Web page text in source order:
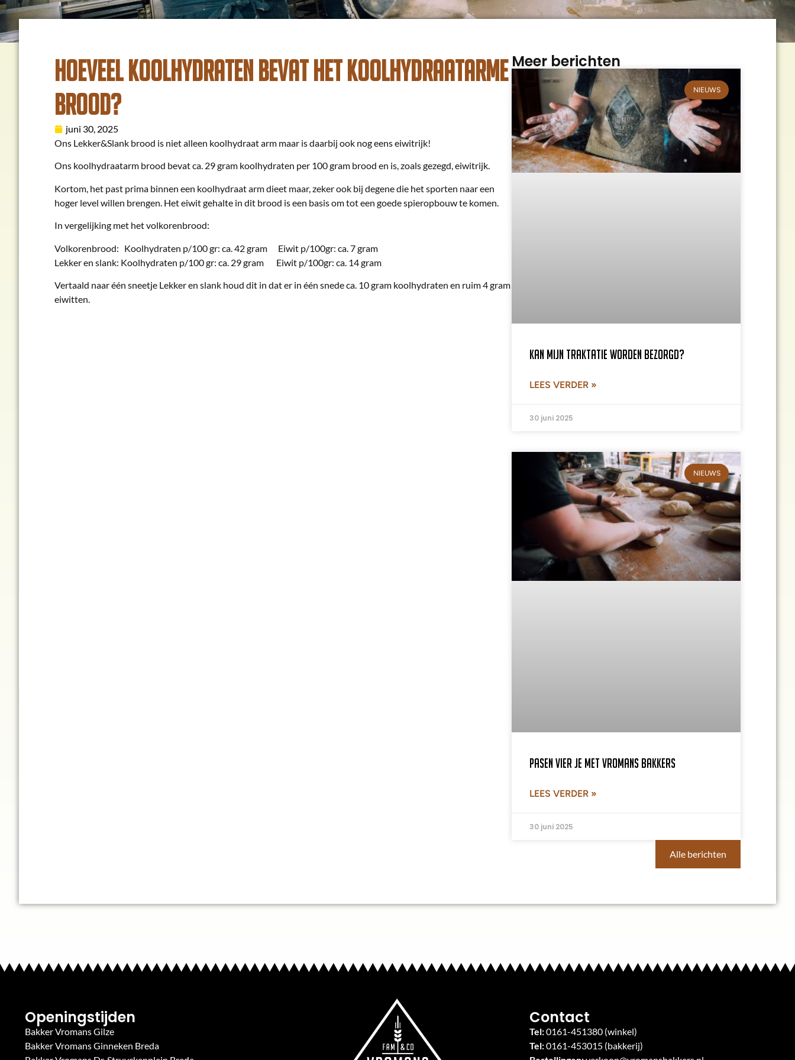
Hoeveel koolhydraten bevat het koolhydraatarme
brood?
juni 30, 2025
Ons Lekker&Slank brood is niet alleen koolhydraat arm maar is daarbij ook nog eens eiwitrijk!
Ons koolhydraatarm brood bevat ca. 29 gram koolhydraten per 100 gram brood en is, zoals gezegd, eiwitrijk.
Kortom, het past prima binnen een koolhydraat arm dieet maar, zeker ook bij degene die het sporten naar een
hoger level willen brengen. Het eiwit gehalte in dit brood is een basis om tot een goede spieropbouw te komen.
In vergelijking met het volkorenbrood:
Volkorenbrood: Koolhydraten p/100 gr: ca. 42 gram Eiwit p/100gr: ca. 7 gram
Lekker en slank: Koolhydraten p/100 gr: ca. 29 gram Eiwit p/100gr: ca. 14 gram
Vertaald naar één sneetje Lekker en slank houd dit in dat er in één snede ca. 10 gram koolhydraten en ruim 4 gram
eiwitten.
Meer berichten
NIEUWS
Kan mijn traktatie worden bezorgd?
LEES VERDER »
30 juni 2025
NIEUWS
Pasen vier je met Vromans Bakkers
LEES VERDER »
30 juni 2025
Alle berichten
Openingstijden
Bakker Vromans Gilze
Bakker Vromans Ginneken Breda
Contact
Tel:0161-451380 (winkel)
Tel:0161-453015 (bakkerij)